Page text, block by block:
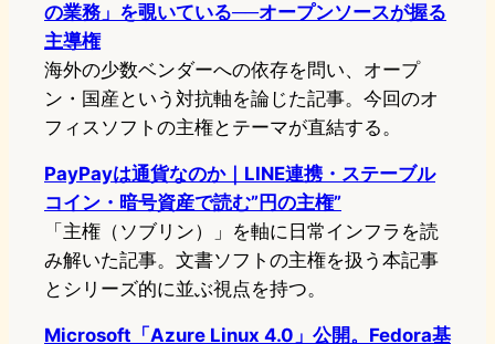
の業務」を覗いている──オープンソースが握る
主導権
海外の少数ベンダーへの依存を問い、オープ
ン・国産という対抗軸を論じた記事。今回のオ
フィスソフトの主権とテーマが直結する。
PayPayは通貨なのか｜LINE連携・ステーブル
コイン・暗号資産で読む”円の主権”
「主権（ソブリン）」を軸に日常インフラを読
み解いた記事。文書ソフトの主権を扱う本記事
とシリーズ的に並ぶ視点を持つ。
Microsoft「Azure Linux 4.0」公開。Fedora基